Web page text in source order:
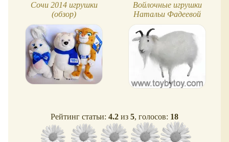
Сочи 2014 игрушки
(обзор)
Войлочные игрушки
Натальи Фадеевой
Рейтинг статьи: 4.2 из 5, голосов: 18